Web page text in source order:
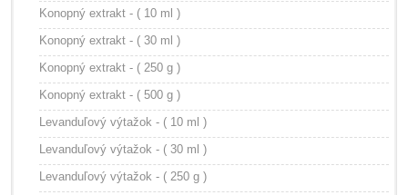
Konopný extrakt - ( 10 ml )
Konopný extrakt - ( 30 ml )
Konopný extrakt - ( 250 g )
Konopný extrakt - ( 500 g )
Levanduľový výtažok - ( 10 ml )
Levanduľový výtažok - ( 30 ml )
Levanduľový výtažok - ( 250 g )